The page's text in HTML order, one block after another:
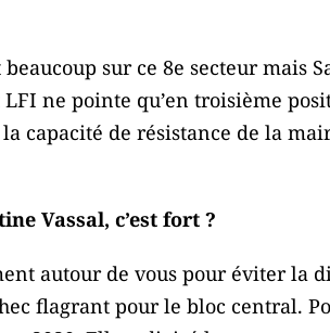
sur ce 8e secteur mais
ne pointe qu’en troisième
capacité de résistance de la
Vassal, c’est fort ?
autour de vous pour éviter la
flagrant pour le bloc central.